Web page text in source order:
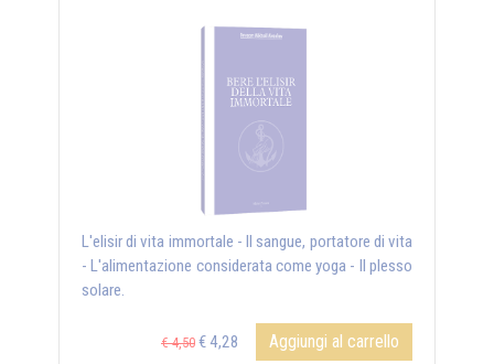
L'elisir di vita immortale - Il sangue, portatore di vita
- L'alimentazione considerata come yoga - Il plesso
solare.
€ 4,50 € 4,28 Aggiungi al carrello